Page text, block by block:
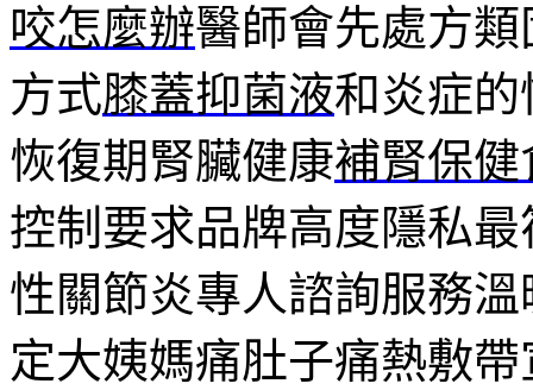
咬怎麼辦醫師會先處方
方式膝蓋抑菌液和炎症
恢復期腎臟健康補腎保健
控制要求品牌高度隱私最
性關節炎專人諮詢服務
定大姨媽痛肚子痛熱敷